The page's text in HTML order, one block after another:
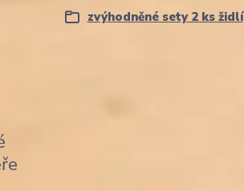
zvýhodněné sety 2 ks židlí